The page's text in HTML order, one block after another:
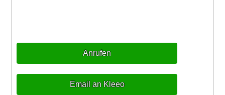
Anrufen
Email an Kleeo